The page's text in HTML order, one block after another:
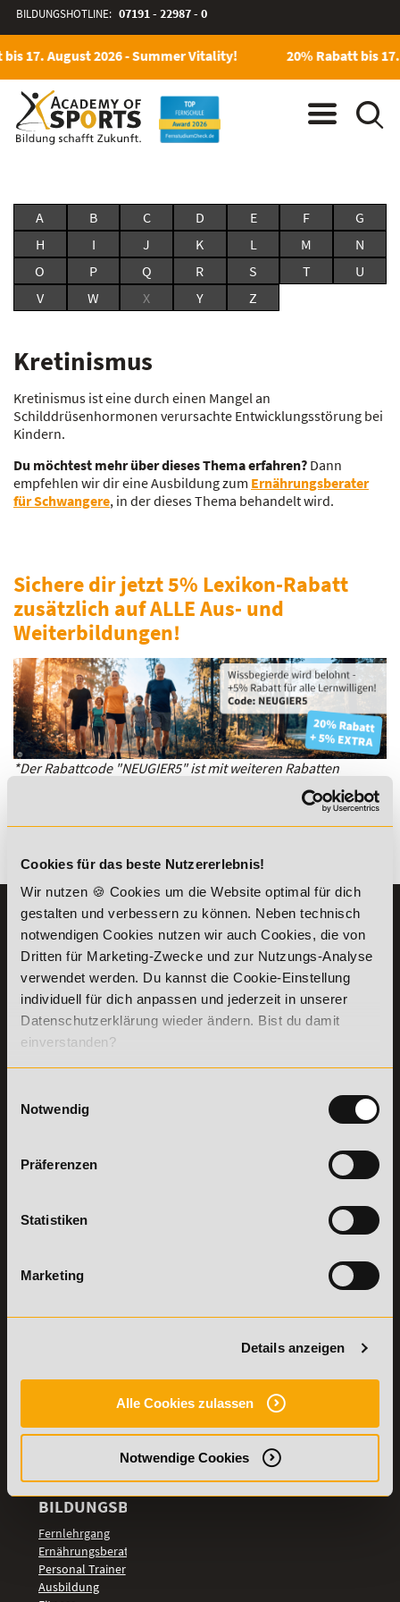
Cookies für das beste Nutzererlebnis!
Wir nutzen 🍪 Cookies um die Website optimal für dich
gestalten und verbessern zu können. Neben technisch
notwendigen Cookies nutzen wir auch Cookies, die von
Dritten für Marketing-Zwecke und zur Nutzungs-Analyse
verwendet werden. Du kannst die Cookie-Einstellung
individuell für dich anpassen und jederzeit in unserer
Datenschutzerklärung wieder ändern. Bist du damit
einverstanden?
Notwendig
Präferenzen
Statistiken
Marketing
Details anzeigen
Alle Cookies zulassen
Notwendige Cookies
BILDUNGSHOTLINE: 07191 - 22987 - 0
17. August 2026 - Summer Vitality! 20% Rabatt bis
A B C D E F
G
H
I J K L M
N
O
P Q R S T
U
V
W X Y Z
Kretinismus
Kretinismus ist eine durch einen Mangel an
Schilddrüsenhormonen verursachte Entwicklungsstörung bei
Kindern.
Du möchtest mehr über dieses Thema erfahren? Dann
empfehlen wir dir eine Ausbildung zum Ernährungsberater
für Schwangere, in der dieses Thema behandelt wird.
Sichere dir jetzt 5% Lexikon-Rabatt
zusätzlich auf ALLE Aus- und
Weiterbildungen!
*Der Rabattcode "NEUGIER5" ist mit weiteren Rabatten
KONTAKT
07191-22987-0
WhatsApp:
+49 (0) 7191 9513201
Academy of Sports GmbH
Aus dem Ausland:
Fax:+49 (0) 7191 - 229 87 – 99
Montag bis Donnerstag: 8:00 - 19:00 Uhr
INFORMATIONEN
Die Academy
Lehr- und
PreisFAIRsprechen
Online Campus
Bring a Friend
der Academy of
LEHRGÄNGE
und B-Lizenz
Ernährungsberater
Personal Trainer
Personal Coach
werden
Mentaltrainer
Motivationstrainer
BILDUNGSBEREICHE
Fernlehrgang
Ernährungsberater
Personal Trainer
Ausbildung